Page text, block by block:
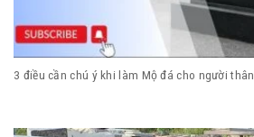
3 điều cần chú ý khi làm Mộ đá cho người thân